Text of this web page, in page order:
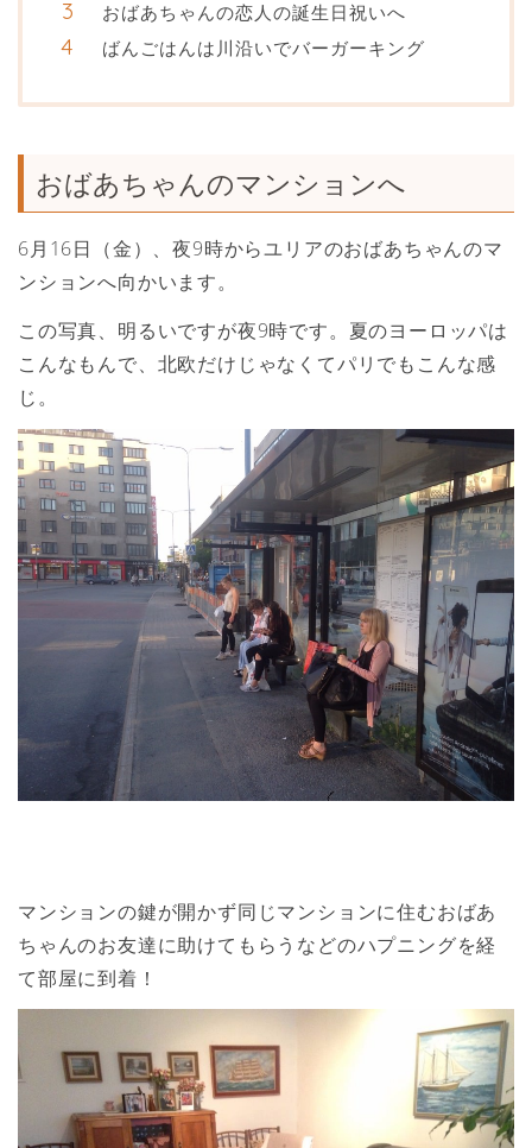
おばあちゃんの恋人の誕生日祝いへ
ばんごはんは川沿いでバーガーキング
おばあちゃんのマンションへ
6月16日（金）、夜9時からユリアのおばあちゃんのマ
ンションへ向かいます。
この写真、明るいですが夜9時です。夏のヨーロッパは
こんなもんで、北欧だけじゃなくてパリでもこんな感
じ。
マンションの鍵が開かず同じマンションに住むおばあ
ちゃんのお友達に助けてもらうなどのハプニングを経
て部屋に到着！